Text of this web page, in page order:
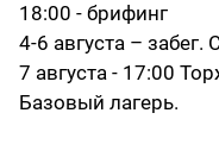
18:00 - брифинг
4-6 августа – забег.
7 августа - 17:00
Базовый лагерь.